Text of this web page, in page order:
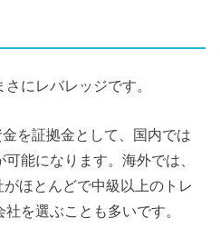
にレバレッジです。
を証拠金として、国内では
能になります。海外では、
ほとんどで中級以上のトレ
を選ぶことも多いです。